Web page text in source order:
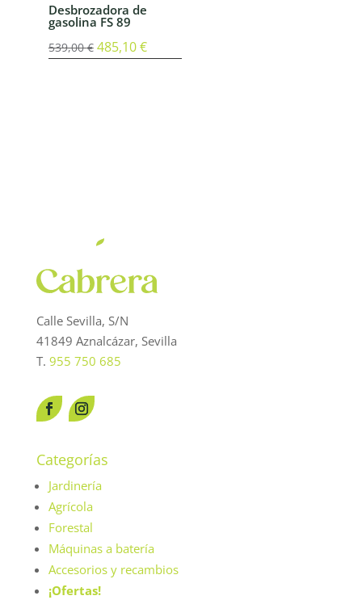
Desbrozadora de
gasolina FS 89
539,00€ El
485,10€El
Calle Sevilla, S/N
41849 Aznalcázar, Sevilla
T. 955 750 685
Categorías
Jardinería
Agrícola
Forestal
Máquinas a batería
Accesorios y recambios
¡Ofertas!